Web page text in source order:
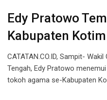
Edy Pratowo
Kabupaten Kotim
CATATAN.CO.ID, Sampit-
Tengah, Edy Pratowo
tokoh agama se-Kabupaten